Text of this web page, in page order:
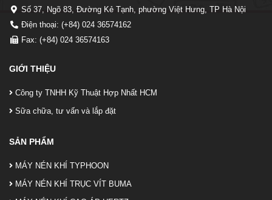
Số 37, Ngõ 83, Đường Kẻ Tạnh, phường Việt Hưng, TP Hà Nội
Điện thoại: (+84) 024 36574162
Fax: (+84) 024 36574163
GIỚI THIỆU
Công ty TNHH Kỹ Thuật Hợp Nhất HCM
Sữa chữa, tư vấn và lắp đặt
SẢN PHẨM
MÁY NÉN KHÍ TYPHOON
MÁY NÉN KHÍ TRỤC VÍT BUMA